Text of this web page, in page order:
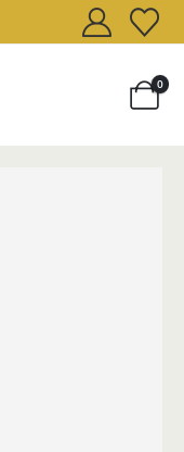
0